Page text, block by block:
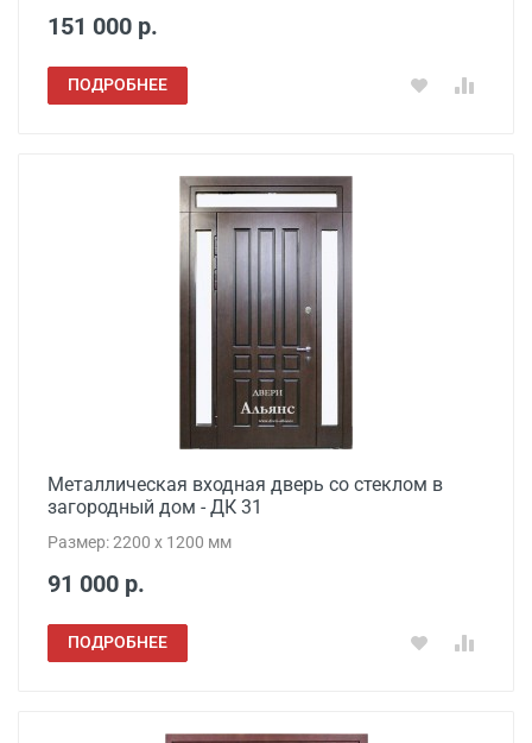
151 000 р.
ПОДРОБНЕЕ
Металлическая входная дверь со стеклом в
загородный дом - ДК 31
Размер: 2200 x 1200 мм
91 000 р.
ПОДРОБНЕЕ